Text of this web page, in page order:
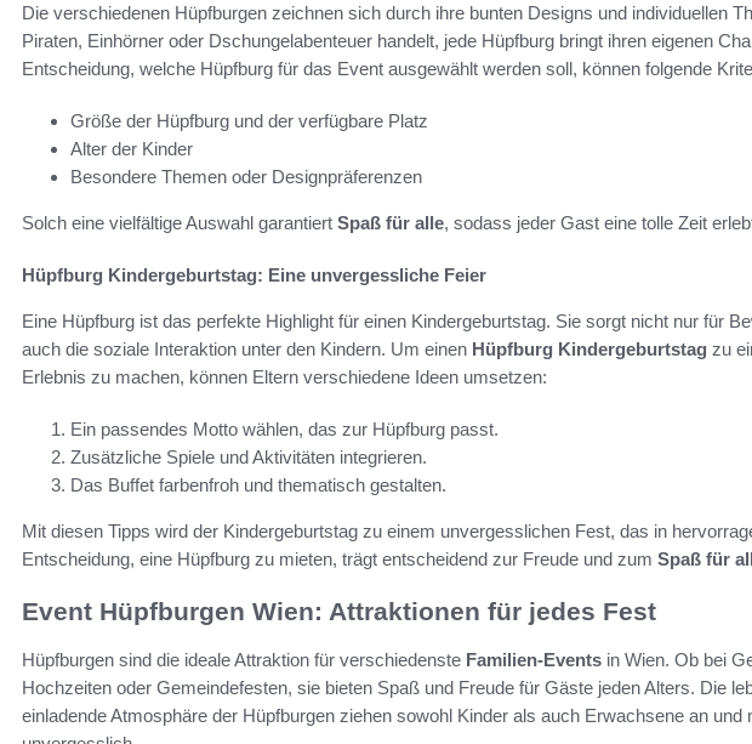
Die verschiedenen Hüpfburgen zeichnen sich durch ihre bunten Designs und individuellen
Piraten, Einhörner oder Dschungelabenteuer handelt, jede Hüpfburg bringt ihren eigenen
Entscheidung, welche Hüpfburg für das Event ausgewählt werden soll, können folgende
Größe der Hüpfburg und der verfügbare Platz
Alter der Kinder
Besondere Themen oder Designpräferenzen
Solch eine vielfältige Auswahl garantiert Spaß für alle, sodass jeder Gast eine tolle Zeit
Hüpfburg Kindergeburtstag: Eine unvergessliche Feier
Eine Hüpfburg ist das perfekte Highlight für einen Kindergeburtstag. Sie sorgt nicht nur für
auch die soziale Interaktion unter den Kindern. Um einen Hüpfburg Kindergeburtstag zu
Erlebnis zu machen, können Eltern verschiedene Ideen umsetzen:
Ein passendes Motto wählen, das zur Hüpfburg passt.
Zusätzliche Spiele und Aktivitäten integrieren.
Das Buffet farbenfroh und thematisch gestalten.
Mit diesen Tipps wird der Kindergeburtstag zu einem unvergesslichen Fest, das in
Entscheidung, eine Hüpfburg zu mieten, trägt entscheidend zur Freude und zum Spaß für
Event Hüpfburgen Wien: Attraktionen für jedes Fest
Hüpfburgen sind die ideale Attraktion für verschiedenste Familien-Events in Wien. Ob bei
Hochzeiten oder Gemeindefesten, sie bieten Spaß und Freude für Gäste jeden Alters. Die
einladende Atmosphäre der Hüpfburgen ziehen sowohl Kinder als auch Erwachsene an und